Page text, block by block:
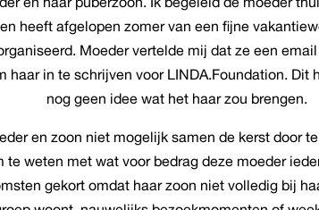
heeft afgelopen zomer van een fijne
Moeder vertelde mij dat ze een
haar in te schrijven voor LINDA.Foundation. Dit
nog geen idee wat het haar zou brengen.
en zoon niet mogelijk samen de kerst door
te weten met wat voor bedrag deze moeder
gekort omdat haar zoon niet volledig bij